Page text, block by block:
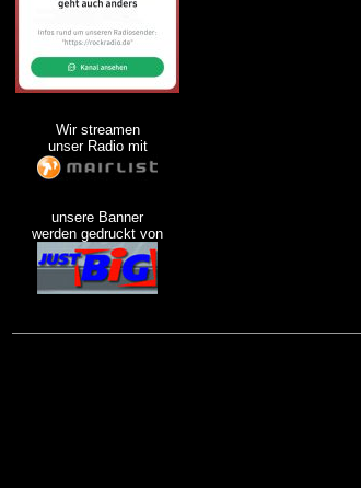
Wir streamen
unser Radio mit
unsere Banner
werden gedruckt von